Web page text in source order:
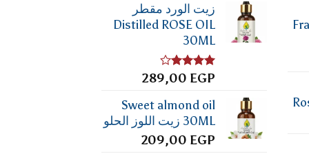
زيت الورد مقطر
Distilled ROSE OIL
30ML
تم
4.00
5
289,00 EGP
Sweet almond oil
30ML زيت اللوز الحلو
209,00 EGP